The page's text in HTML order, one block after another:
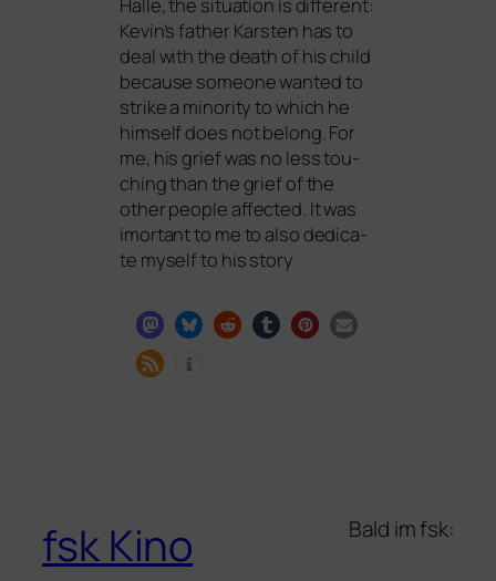
Kevin’s father Karsten has to
deal with the death of his child
becau­se someone wan­ted to
strike a mino­ri­ty to which he
hims­elf does not belong. For
me, his grief was no less tou­
ch­ing than the grief of the
other peo­p­le affec­ted. It was
imortant to me to also dedi­ca­
te mys­elf to his story
fsk Kino Bald im fsk: